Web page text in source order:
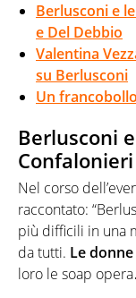
Berlusconi e
e Del Debbio
Valentina
su Berlusconi
Un
Berlusconi
Nel corso
raccontato:
più difficili in una
da tutti. Le
loro le soap